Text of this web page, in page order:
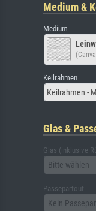
Medium &
Medium
Keilrahmen
Keilrahmen -
Glas &
Glas (inklusive
Bitte wählen
Passepartout
Kein